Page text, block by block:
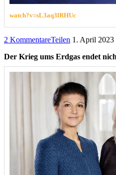
watch?v=sL3aq3lRHUc
2 KommentareTeilen 1. April 2023
Der Krieg ums Erdgas endet